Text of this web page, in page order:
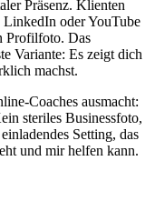
Präsenz. Klienten
LinkedIn oder YouTube
Profilfoto. Das
Variante: Es zeigt dich
machst.
Coaches ausmacht:
steriles Businessfoto,
Setting, das
und mir helfen kann.